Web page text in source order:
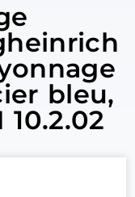
bleu,